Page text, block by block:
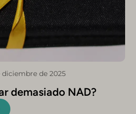
diciembre de 2025
demasiado NAD?